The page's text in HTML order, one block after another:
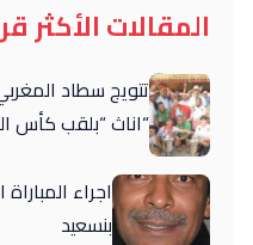
المقالات الأكثر
تتويج سطاد
“اناث “بلقب كأس
اجراء
بنسعيد